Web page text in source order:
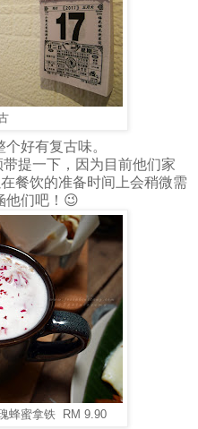
好有复古味。
提一下，因为目前他们家
餐饮的准备时间上会稍微需
他们吧！😉
蜂蜜拿铁 RM 9.90